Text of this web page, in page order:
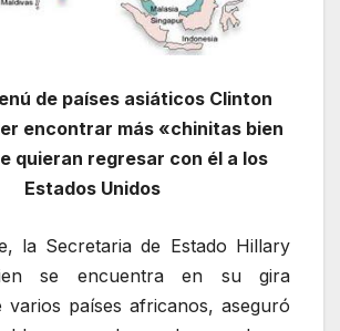
de países asiáticos Clinton
encontrar más «chinitas bien
quieran regresar con él a los
Estados Unidos
la Secretaria de Estado Hillary
se encuentra en su gira
varios países africanos, aseguró